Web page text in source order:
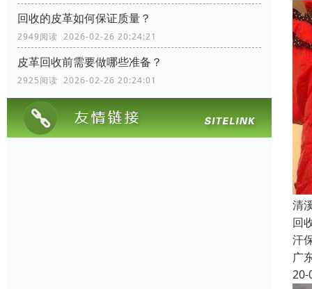
回收的皮革如何保证质量？
2949阅读 2026-02-26 20:24:21
皮革回收前需要做哪些准备？
2925阅读 2026-02-26 20:24:01
清
回
汗
广
20-